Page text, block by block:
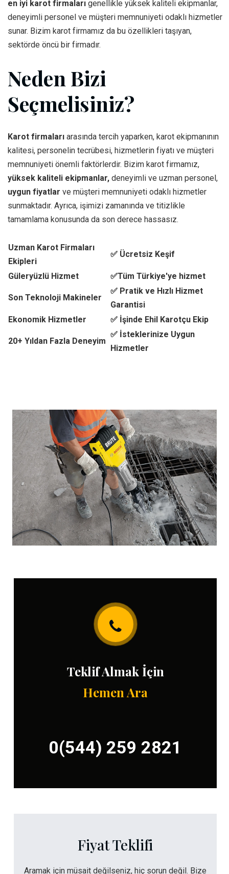
en iyi karot firmaları genellikle yüksek kaliteli ekipmanlar,
deneyimli personel ve müşteri memnuniyeti odaklı hizmetler
sunar. Bizim karot firmamız da bu özellikleri taşıyan,
sektörde öncü bir firmadır.
Neden Bizi
Seçmelisiniz?
Karot firmaları arasında tercih yaparken, karot ekipmanının
kalitesi, personelin tecrübesi, hizmetlerin fiyatı ve müşteri
memnuniyeti önemli faktörlerdir. Bizim karot firmamız,
yüksek kaliteli ekipmanlar, deneyimli ve uzman personel,
uygun fiyatlar ve müşteri memnuniyeti odaklı hizmetler
sunmaktadır. Ayrıca, işimizi zamanında ve titizlikle
tamamlama konusunda da son derece hassasız.
Uzman Karot Firmaları
Ekipleri
✅ Ücretsiz Keşif
Güleryüzlü Hizmet ✅Tüm Türkiye'ye hizmet
Son Teknoloji Makineler
✅ Pratik ve Hızlı Hizmet
Garantisi
Ekonomik Hizmetler
✅ İşinde Ehil Karotçu Ekip
20+ Yıldan Fazla Deneyim
✅ İsteklerinize Uygun
Hizmetler
Teklif Almak İçin
Hemen Ara
0(544) 259 2821
Fiyat Teklifi
Aramak için müsait değilseniz, hiç sorun değil. Bize